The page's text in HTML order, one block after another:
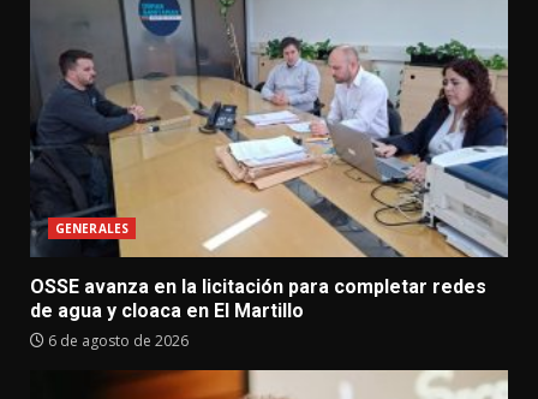
GENERALES
OSSE avanza en la licitación para completar redes
de agua y cloaca en El Martillo
6 de agosto de 2026